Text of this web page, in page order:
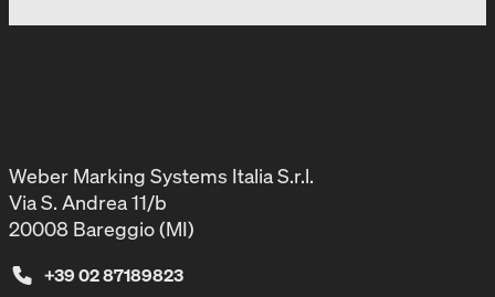
Weber Marking Systems Italia S.r.l.
Via S. Andrea 11/b
20008 Bareggio (MI)
+39 02 87189823